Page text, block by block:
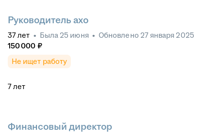
Руководитель ахо
37лет • Была 25 июня • Обновлено 27 января 2025
150 000 ₽
Не ищет работу
7лет
Финансовый директор